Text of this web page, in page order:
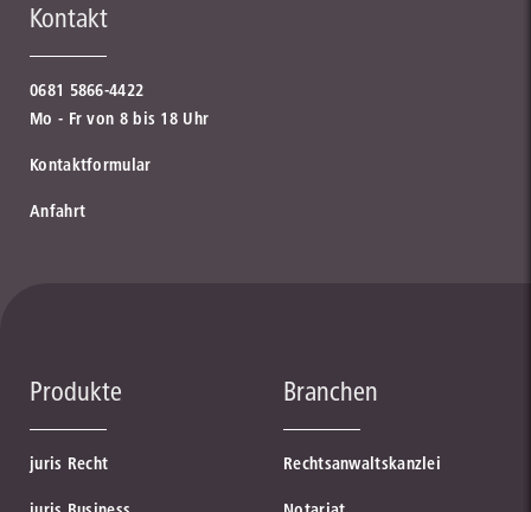
Kontakt
0681 5866-4422
Mo - Fr von 8 bis 18 Uhr
Kontaktformular
Anfahrt
Produkte
juris Recht
Branchen
Rechtsanwaltskanzlei